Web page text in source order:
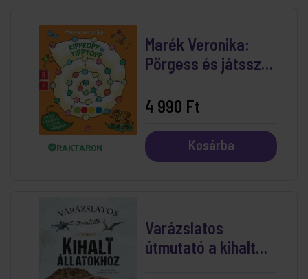
RAKTÁRON
Marék Veronika:
Pörgess és játssz! –
Tipptopp
4 990 Ft
Kosárba
Varázslatos
útmutató a kihalt